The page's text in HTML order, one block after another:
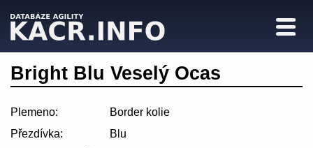
Bright Blu Veselý Ocas
Plemeno:
Border kolie
Přezdívka:
Blu